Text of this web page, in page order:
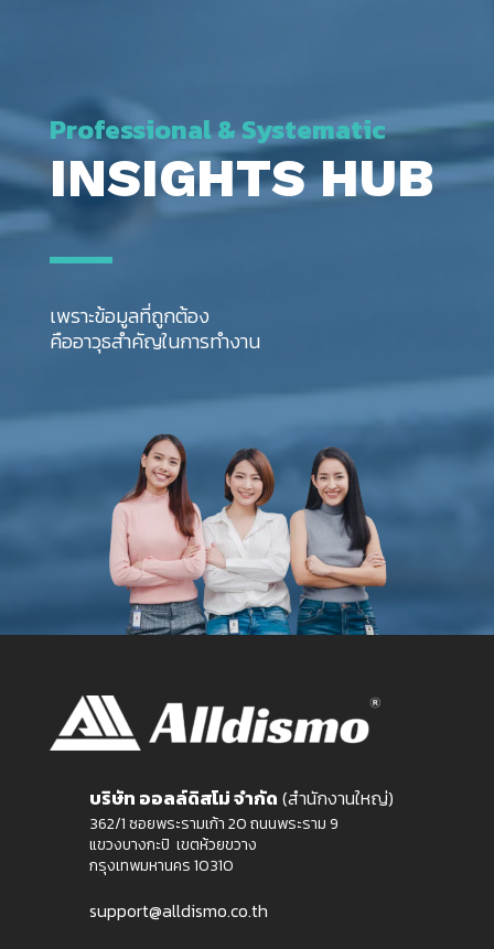
Professional & Systematic
INSIGHTS HUB
เพราะข้อมูลที่ถูกต้อง
คืออาวุธสำคัญในการทำงาน
บริษัท ออลล์ดิสโม่ จำกัด (สำนักงานใหญ่)
362/1 ซอยพระรามเก้า 20 ถนนพระราม 9
แขวงบางกะปิ เขตห้วยขวาง
กรุงเทพมหานคร 10310
support@alldismo.co.th